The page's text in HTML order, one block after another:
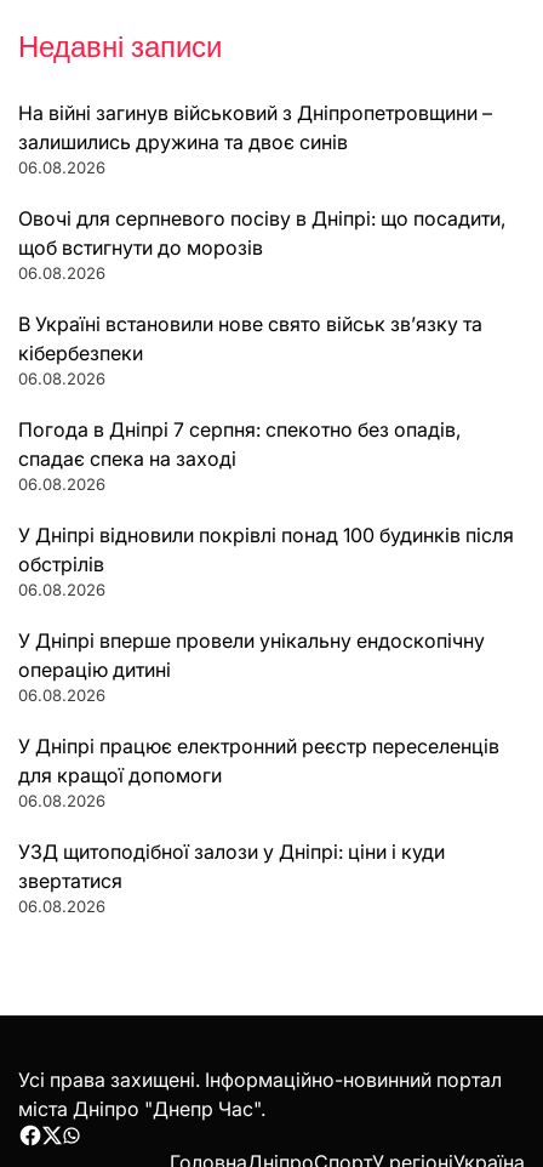
Недавні записи
На війні загинув військовий з Дніпропетровщини –
залишились дружина та двоє синів
06.08.2026
Овочі для серпневого посіву в Дніпрі: що посадити,
щоб встигнути до морозів
06.08.2026
В Україні встановили нове свято військ зв’язку та
кібербезпеки
06.08.2026
Погода в Дніпрі 7 серпня: спекотно без опадів,
спадає спека на заході
06.08.2026
У Дніпрі відновили покрівлі понад 100 будинків після
обстрілів
06.08.2026
У Дніпрі вперше провели унікальну ендоскопічну
операцію дитині
06.08.2026
У Дніпрі працює електронний реєстр переселенців
для кращої допомоги
06.08.2026
УЗД щитоподібної залози у Дніпрі: ціни і куди
звертатися
06.08.2026
Усі права захищені. Інформаційно-новинний портал
міста Дніпро "Днепр Час".
Facebook
Twitter
WhatsApp